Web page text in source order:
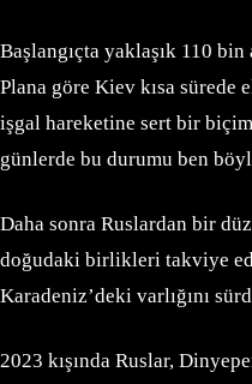
Başlangıçta yaklaşık 110
Plana göre Kiev kısa
işgal hareketine sert bir
günlerde bu durumu ben
Daha sonra Ruslardan bir
doğudaki birlikleri takviye
Karadeniz’deki varlığını
2023 kışında Ruslar,